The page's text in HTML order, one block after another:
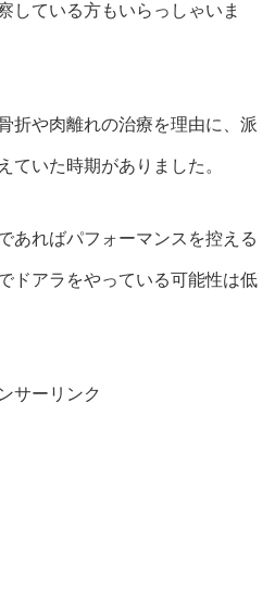
している方もいらっしゃいま
折や肉離れの治療を理由に、派
ていた時期がありました。
あればパフォーマンスを控える
ドアラをやっている可能性は低
サーリンク